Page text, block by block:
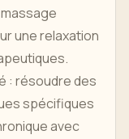
une relaxation
: résoudre des
spécifiques
avec